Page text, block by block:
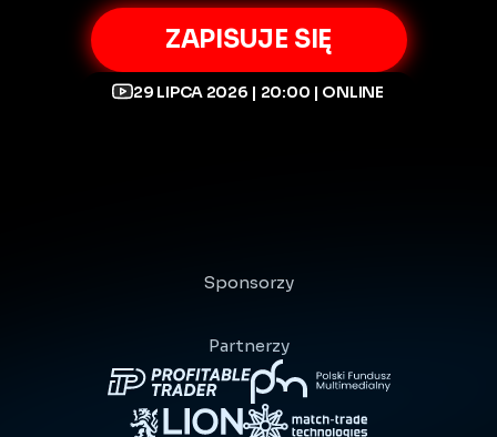
ZAPISUJE SIĘ
29 LIPCA 2026 | 20:00 | ONLINE
Sponsorzy
Partnerzy